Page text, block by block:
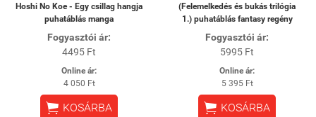
Hoshi No Koe - Egy csillag hangja
puhatáblás manga
Fogyasztói ár:
4495 Ft
Online ár:
4 050 Ft
 KOSÁRBA
(Felemelkedés és bukás trilógia
1.) puhatáblás fantasy regény
Fogyasztói ár:
5995 Ft
Online ár:
5 395 Ft
 KOSÁRBA